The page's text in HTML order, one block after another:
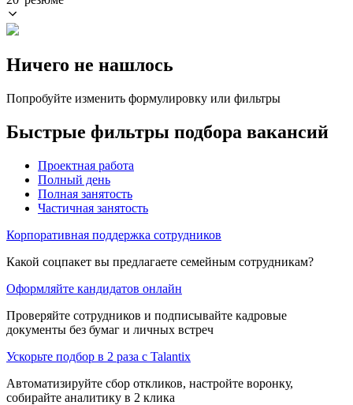
Ничего не нашлось
Попробуйте изменить формулировку или фильтры
Быстрые фильтры подбора вакансий
Проектная работа
Полный день
Полная занятость
Частичная занятость
Корпоративная поддержка сотрудников
Какой соцпакет вы предлагаете семейным сотрудникам?
Оформляйте кандидатов онлайн
Проверяйте сотрудников и подписывайте кадровые
документы без бумаг и личных встреч
Ускорьте подбор в 2 раза с Talantix
Автоматизируйте сбор откликов, настройте воронку,
собирайте аналитику в 2 клика